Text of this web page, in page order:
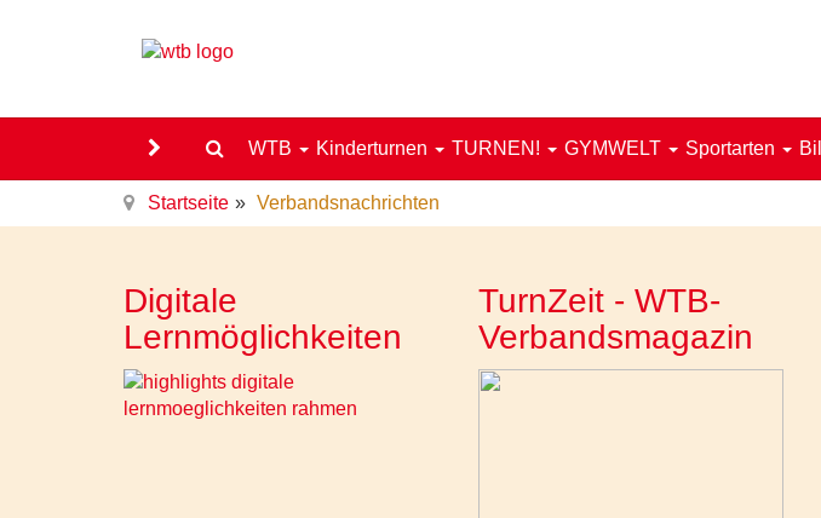
WTB Kinderturnen TURNEN! GYMWELT Sportarten
Startseite Verbandsnachrichten
Digitale
Lernmöglichkeiten
TurnZeit - WTB-
Verbandsmagazin